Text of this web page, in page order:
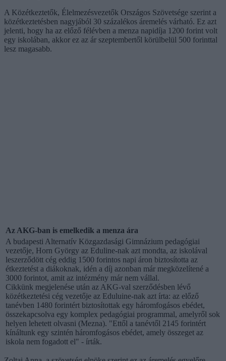
A Közétkeztetők, Élelmezésvezetők Országos Szövetsége szerint a
közétkeztetésben nagyjából 30 százalékos áremelés várható. Ez azt
jelenti, hogy ha az előző félévben a menza napidíja 1200 forint volt
egy iskolában, akkor ez az ár szeptembertől körülbelül 500 forinttal
lesz magasabb.
Az AKG-ban is emelkedik a menza ára
A budapesti Alternatív Közgazdasági Gimnázium pedagógiai
vezetője, Horn György az Eduline-nak azt mondta, az iskolával
leszerződött cég eddig 1500 forintos napi áron biztosította az
étkeztetést a diákoknak, idén a díj azonban már megközelítené a
3000 forintot, amit az intézmény már nem vállal.
Cikkünk megjelenése után az AKG-val szerződésben lévő
közétkeztetési cég vezetője az Eduluine-nak azt írta: az előző
tanévben 1480 forintért biztosítottak egy háromfogásos ebédet,
összekapcsolva egy komplex pedagógiai programmal, amelyről sok
helyen lehetett olvasni (Mezna). "Ettől a tanévtől 2145 forintért
kínáltunk egy szintén háromfogásos ebédet, amely összeget az
iskola nem fogadott el" - írták.